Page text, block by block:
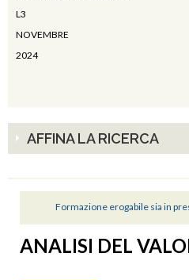
L3
NOVEMBRE
2024
AFFINA LA RICERCA
Formazione erogabile sia in
ANALISI DEL